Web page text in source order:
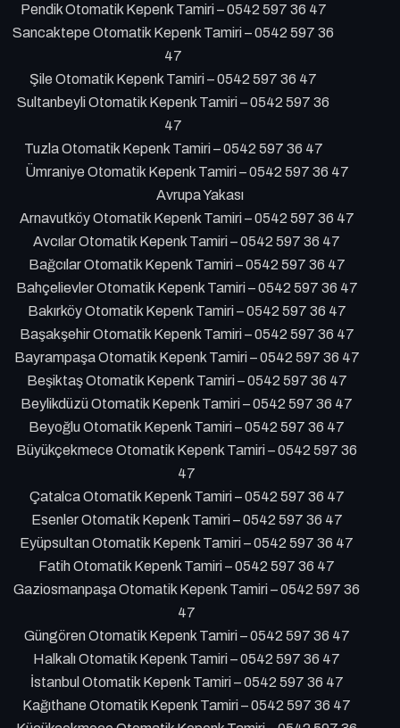
Pendik Otomatik Kepenk Tamiri – 0542 597 36 47
Sancaktepe Otomatik Kepenk Tamiri – 0542 597 36
47
Şile Otomatik Kepenk Tamiri – 0542 597 36 47
Sultanbeyli Otomatik Kepenk Tamiri – 0542 597 36
47
Tuzla Otomatik Kepenk Tamiri – 0542 597 36 47
Ümraniye Otomatik Kepenk Tamiri – 0542 597 36 47
Avrupa Yakası
Arnavutköy Otomatik Kepenk Tamiri – 0542 597 36 47
Avcılar Otomatik Kepenk Tamiri – 0542 597 36 47
Bağcılar Otomatik Kepenk Tamiri – 0542 597 36 47
Bahçelievler Otomatik Kepenk Tamiri – 0542 597 36 47
Bakırköy Otomatik Kepenk Tamiri – 0542 597 36 47
Başakşehir Otomatik Kepenk Tamiri – 0542 597 36 47
Bayrampaşa Otomatik Kepenk Tamiri – 0542 597 36 47
Beşiktaş Otomatik Kepenk Tamiri – 0542 597 36 47
Beylikdüzü Otomatik Kepenk Tamiri – 0542 597 36 47
Beyoğlu Otomatik Kepenk Tamiri – 0542 597 36 47
Büyükçekmece Otomatik Kepenk Tamiri – 0542 597 36
47
Çatalca Otomatik Kepenk Tamiri – 0542 597 36 47
Esenler Otomatik Kepenk Tamiri – 0542 597 36 47
Eyüpsultan Otomatik Kepenk Tamiri – 0542 597 36 47
Fatih Otomatik Kepenk Tamiri – 0542 597 36 47
Gaziosmanpaşa Otomatik Kepenk Tamiri – 0542 597 36
47
Güngören Otomatik Kepenk Tamiri – 0542 597 36 47
Halkalı Otomatik Kepenk Tamiri – 0542 597 36 47
İstanbul Otomatik Kepenk Tamiri – 0542 597 36 47
Kağıthane Otomatik Kepenk Tamiri – 0542 597 36 47